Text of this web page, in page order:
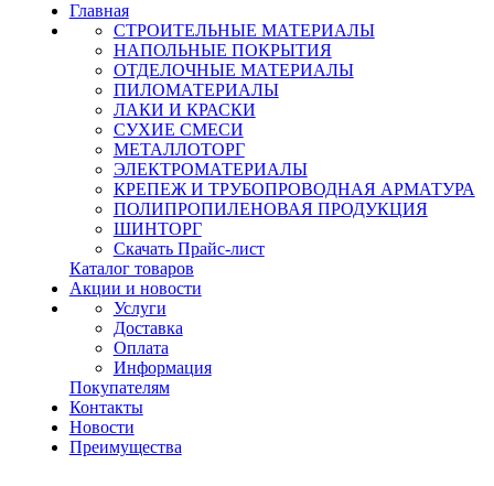
Главная
СТРОИТЕЛЬНЫЕ МАТЕРИАЛЫ
НАПОЛЬНЫЕ ПОКРЫТИЯ
ОТДЕЛОЧНЫЕ МАТЕРИАЛЫ
ПИЛОМАТЕРИАЛЫ
ЛАКИ И КРАСКИ
СУХИЕ СМЕСИ
МЕТАЛЛОТОРГ
ЭЛЕКТРОМАТЕРИАЛЫ
КРЕПЕЖ И ТРУБОПРОВОДНАЯ АРМАТУРА
ПОЛИПРОПИЛЕНОВАЯ ПРОДУКЦИЯ
ШИНТОРГ
Скачать Прайс-лист
Каталог товаров
Акции и новости
Услуги
Доставка
Оплата
Информация
Покупателям
Контакты
Новости
Преимущества